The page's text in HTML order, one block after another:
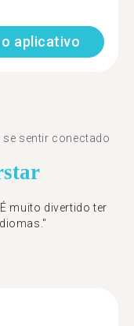
o aplicativo
se sentir conectado
star
muito divertido ter